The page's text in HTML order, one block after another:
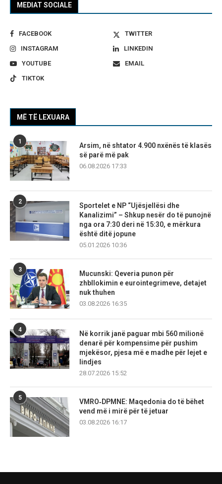
MEDIAT SOCIALE
FACEBOOK
TWITTER
INSTAGRAM
LINKEDIN
YOUTUBE
EMAIL
TIKTOK
MË TË LEXUARA
1
Arsim, në shtator 4.900 nxënës të klasës
së parë më pak
06.08.2026 17:33
2
Sportelet e NP “Ujësjellësi dhe
Kanalizimi” – Shkup nesër do të punojnë
nga ora 7:30 deri në 15:30, e mërkura
është ditë jopune
05.01.2026 10:36
3
Mucunski: Qeveria punon për
zhbllokimin e eurointegrimeve, detajet
nuk thuhen
03.08.2026 16:35
4
Në korrik janë paguar mbi 560 milionë
denarë për kompensime për pushim
mjekësor, pjesa më e madhe për lejet e
lindjes
28.07.2026 15:52
5
VMRO‑DPMNE: Maqedonia do të bëhet
vend më i mirë për të jetuar
03.08.2026 16:17